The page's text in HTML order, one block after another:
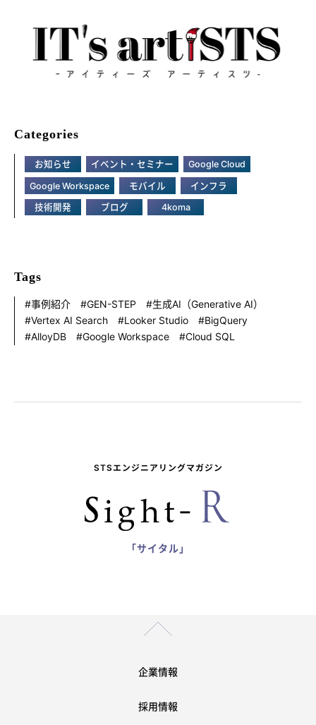
Categories
お知らせ イベント・セミナー Google Cloud
Google Workspace モバイル インフラ
技術開発 ブログ 4koma
Tags
事例紹介 GEN-STEP
生成AI（Generative AI）
Vertex AI Search
Looker Studio
BigQuery
AlloyDB
Google Workspace Cloud SQL
STSエンジニアリングマガジン
「サイタル」
企業情報
採用情報